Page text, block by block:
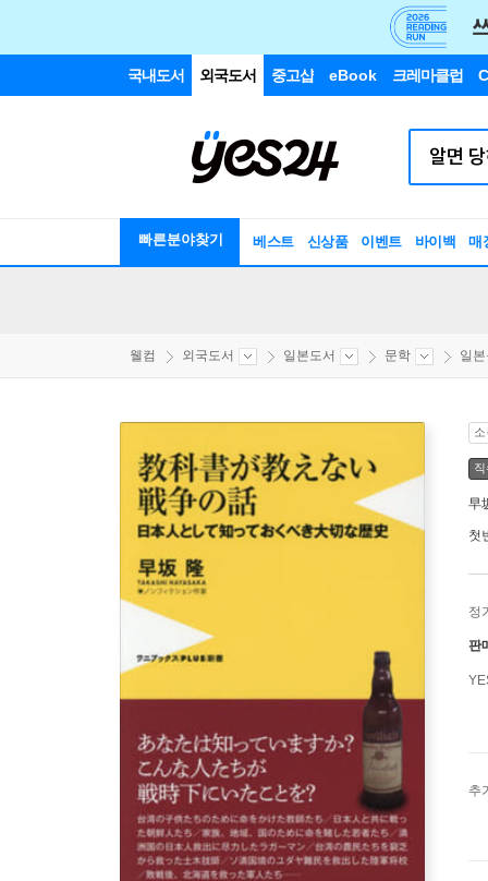
국내도서 외국도서 중고샵 eBook 크레마클럽
빠른분야찾기 베스트 신상품 이벤트 바이백 매
웰컴 외국도서 일본도서 문학 일
早
첫
정
판
추